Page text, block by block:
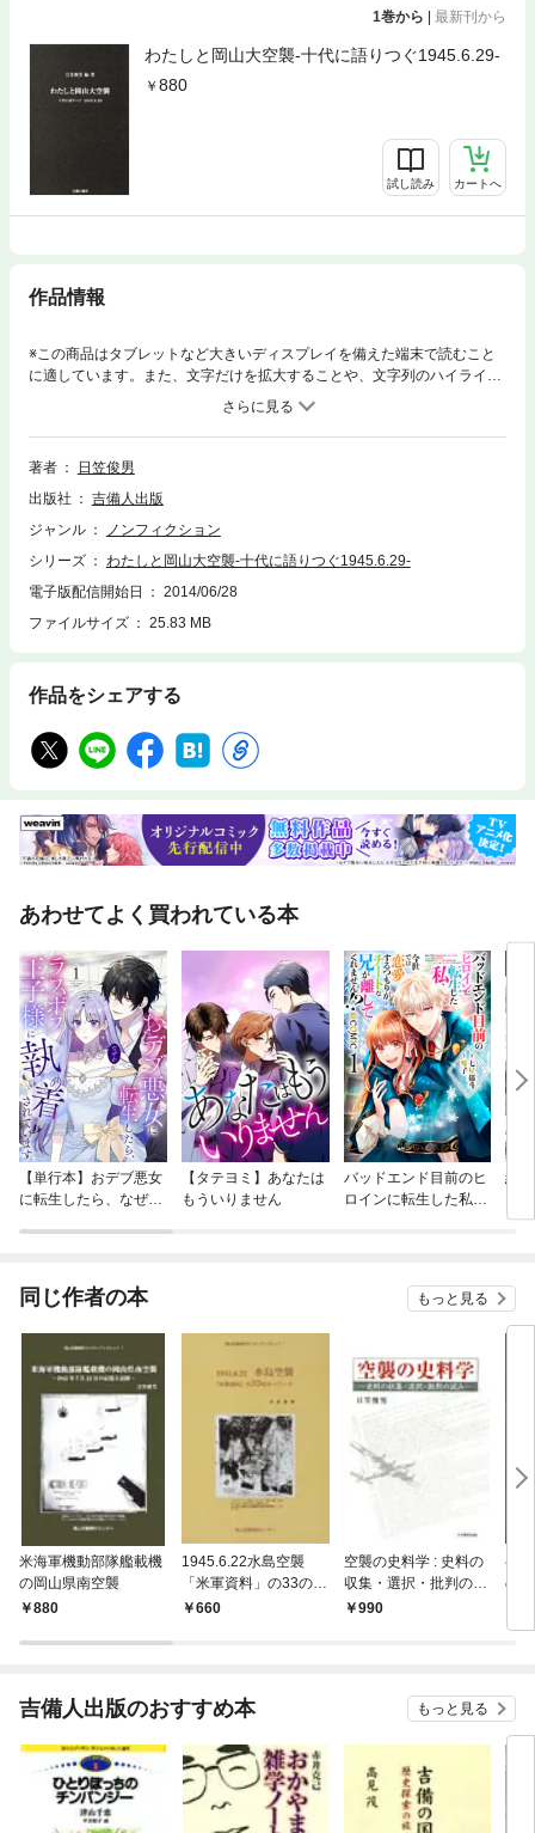
1巻から | 最新刊から
わたしと岡山大空襲-十代に語りつぐ1945.6.29-
880
試し読み カートへ
作品情報
※この商品はタブレットなど大きいディスプレイを備えた端末で読むこと
に適しています。また、文字だけを拡大することや、文字列のハイライ
ト、検索、辞書の参照、引用などの機能が使用できません。岡山の町がB-
29の空襲に曝され、2000人以上もの人が犠牲になった1945.6.29。岡山の
空襲を調べ続けてきた著者が、高校生に語った岡山空襲の「記憶」と「記
録」。あらためて戦争の怖さを伝えたい…。
著者
日笠俊男
出版社
吉備人出版
ジャンル
ノンフィクション
シリーズ
わたしと岡山大空襲-十代に語りつぐ1945.6.29-
電子版配信開始日
2014/06/28
ファイルサイズ
25.83 MB
作品をシェアする
あわせてよく買われている本
【単行本】おデブ悪女
に転生したら、なぜか
【タテヨミ】あなたは
もういりません
バッドエンド目前のヒ
ロインに転生した私、
結
同じ作者の本 もっと見る
米海軍機動部隊艦載機
の岡山県南空襲
880
1945.6.22水島空襲
「米軍資料」の33のキ
ーワード
660
空襲の史料学 : 史料の
収集・選択・批判の試
み990
半
の
吉備人出版のおすすめ本 もっと見る